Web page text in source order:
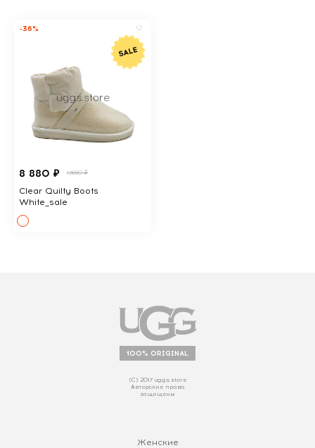
-36%
8 880 ₽ 13690 ₽
Clear Quilty Boots
White_sale
100% ORIGINAL
(С) 2017 uggs.store
Авторские права
защищены
Женские